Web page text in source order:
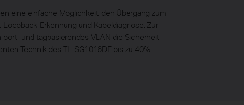
eine einfache Möglichkeit, den Übergang zum
Erkennung und Kabeldiagnose. Zur
und tagbasierendes VLAN die Sicherheit,
Technik des TL-SG1016DE bis zu 40%